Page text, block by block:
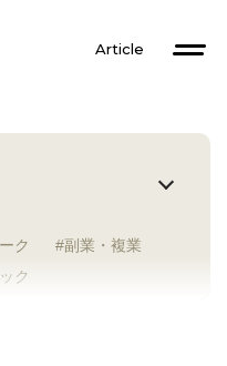
Article
ク
副業・複業
ク